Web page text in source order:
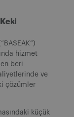
hizmet
beri
ve
çözümler
küçük